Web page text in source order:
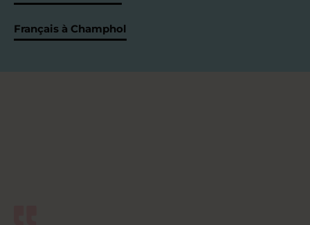
Français à Champhol